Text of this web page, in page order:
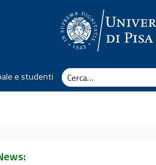
e studenti
Cerca